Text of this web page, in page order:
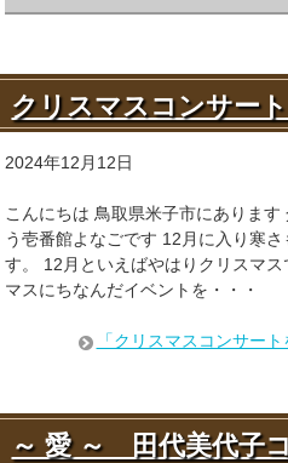
クリスマスコンサー
2024年12月12日
こんにちは 鳥取県米子市にありま
う壱番館よなごです 12月に入り寒
す。 12月といえばやはりクリスマ
マスにちなんだイベントを・・・
「クリスマスコンサー
～ 愛 ～ 田代美代子